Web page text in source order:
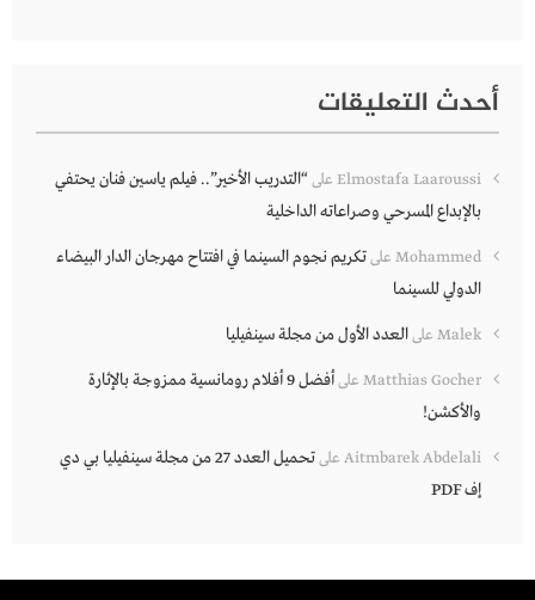
أحدث التعليقات
Elmostafa Laaroussi على“التدريب الأخير”.. فيلم ياسين فنان يحتفي
بالإبداع المسرحي وصراعاته الداخلية
Mohammed علىتكريم نجوم السينما في افتتاح مهرجان الدار البيضاء
الدولي للسينما
Malek علىالعدد الأول من مجلة سينفيليا
Matthias Gocher على
أفضل 9 أفلام رومانسية ممزوجة بالإثارة
والأكشن!
Aitmbarek Abdelali على
تحميل العدد 27 من مجلة سينفيليا بي دي
إف PDF